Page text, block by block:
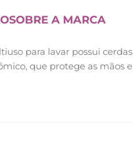
SOBRE A MARCA
para lavar possui
que protege as mãos